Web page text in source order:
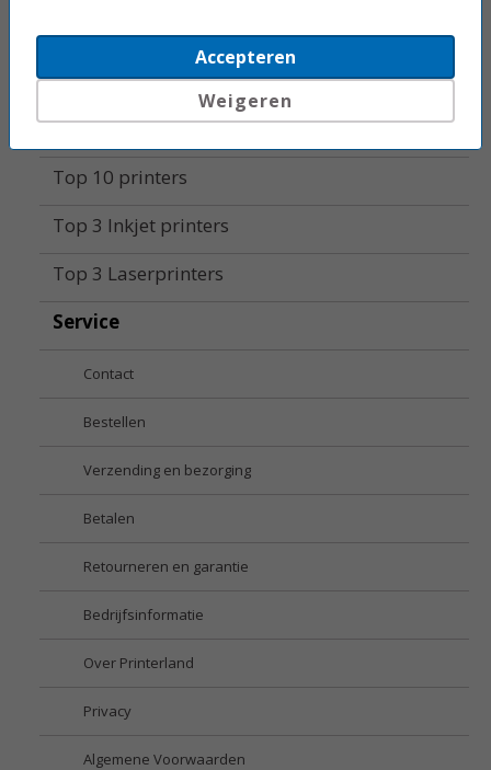
Supplies
Fotopapier
Home
Top 10 printers
Top 3 Inkjet printers
Top 3 Laserprinters
Service
Contact
Bestellen
Verzending en bezorging
Betalen
Retourneren en garantie
Bedrijfsinformatie
Over Printerland
Privacy
Algemene Voorwaarden
Accepteren
Weigeren